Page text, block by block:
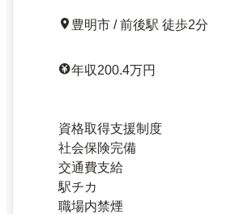
豊明市 / 前後駅 徒歩2分
年収200.4万円
資格取得支援制度
社会保険完備
交通費支給
駅チカ
職場内禁煙